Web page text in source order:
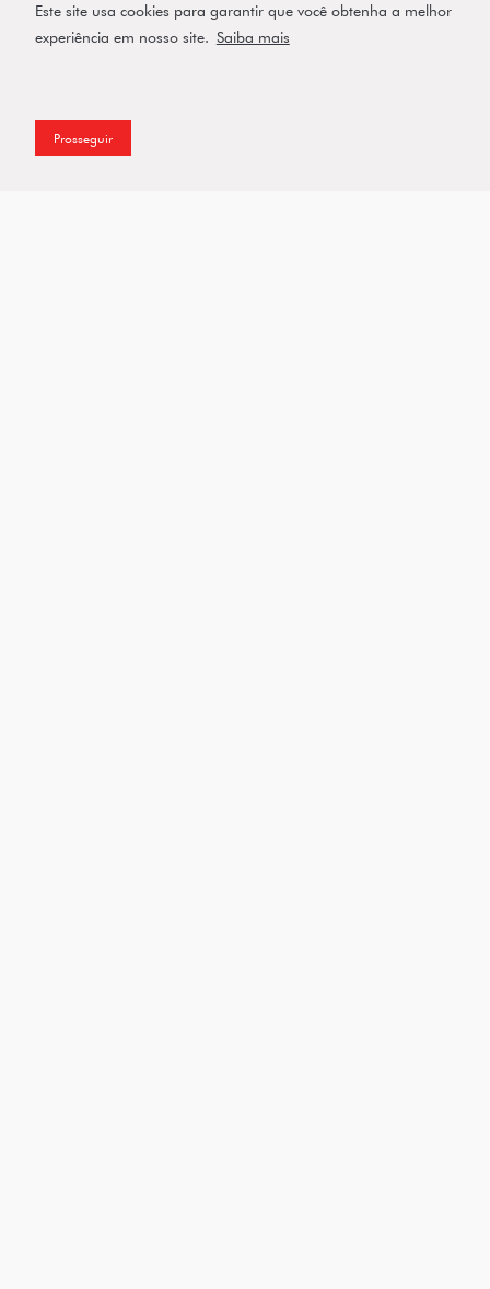
Este site usa cookies para garantir que você obtenha a melhor
experiência em nosso site. Saiba mais
Prosseguir
R$ 519,00
ou 2x de R$ 259,50 sem juros